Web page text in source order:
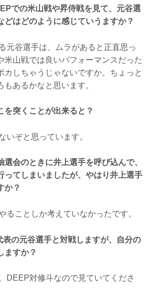
での米山戦や昇侍戦を見て、元谷選
どはどのように感じていうますか？
元谷選手は、ムラがあると正直思っ
米山戦では良いパフォーマンスだった
カしちゃうじゃないですか。ちょっと
もあるかなと思います。
を突くことが出来ると？
いぞと思っています。
選会のときに井上選手を呼び込んで、
ってしまいましたが、やはり井上選手
か？
ることしか考えていなかったです。
の元谷選手と対戦しますが、自分の
ますか？
DEEP対修斗なので見ていてくださ